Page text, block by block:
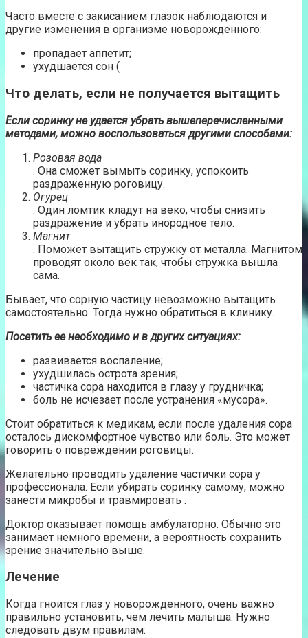
Часто вместе с закисанием глазок наблюдаются и
другие изменения в организме новорожденного:
пропадает аппетит;
ухудшается сон (
Что делать, если не получается вытащить
Если соринку не удается убрать вышеперечисленными
методами, можно воспользоваться другими способами:
Розовая вода
. Она сможет вымыть соринку, успокоить
раздраженную роговицу.
Огурец
. Один ломтик кладут на веко, чтобы снизить
раздражение и убрать инородное тело.
Магнит
. Поможет вытащить стружку от металла. Магнитом
проводят около век так, чтобы стружка вышла
сама.
Бывает, что сорную частицу невозможно вытащить
самостоятельно. Тогда нужно обратиться в клинику.
Посетить ее необходимо и в других ситуациях:
развивается воспаление;
ухудшилась острота зрения;
частичка сора находится в глазу у грудничка;
боль не исчезает после устранения «мусора».
Стоит обратиться к медикам, если после удаления сора
осталось дискомфортное чувство или боль. Это может
говорить о повреждении роговицы.
Желательно проводить удаление частички сора у
профессионала. Если убирать соринку самому, можно
занести микробы и травмировать .
Доктор оказывает помощь амбулаторно. Обычно это
занимает немного времени, а вероятность сохранить
зрение значительно выше.
Лечение
Когда гноится глаз у новорожденного, очень важно
правильно установить, чем лечить малыша. Нужно
следовать двум правилам: